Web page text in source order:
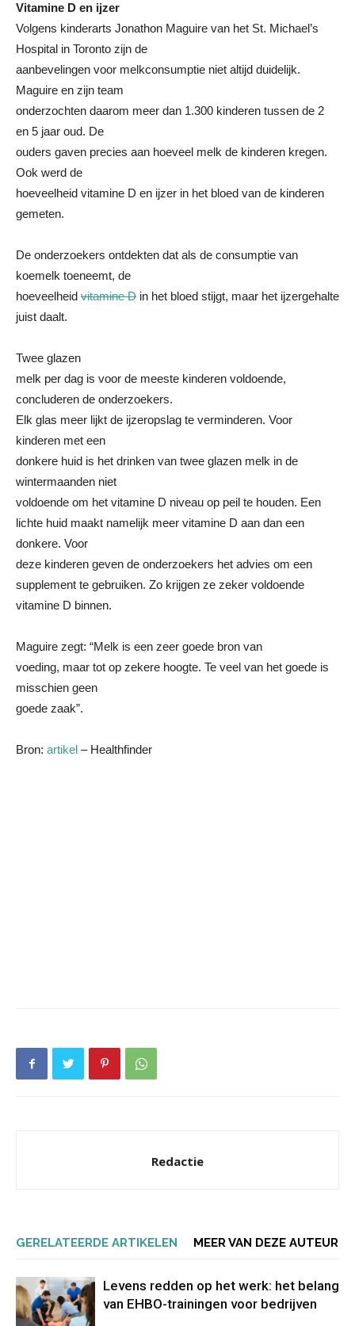
Vitamine D en ijzer
Volgens kinderarts Jonathon Maguire van het St. Michael’s
Hospital in Toronto zijn de
aanbevelingen voor melkconsumptie niet altijd duidelijk.
Maguire en zijn team
onderzochten daarom meer dan 1.300 kinderen tussen de 2
en 5 jaar oud. De
ouders gaven precies aan hoeveel melk de kinderen kregen.
Ook werd de
hoeveelheid vitamine D en ijzer in het bloed van de kinderen
gemeten.
De onderzoekers ontdekten dat als de consumptie van
koemelk toeneemt, de
hoeveelheid vitamine D in het bloed stijgt, maar het ijzergehalte
juist daalt.
Twee glazen
melk per dag is voor de meeste kinderen voldoende,
concluderen de onderzoekers.
Elk glas meer lijkt de ijzeropslag te verminderen. Voor
kinderen met een
donkere huid is het drinken van twee glazen melk in de
wintermaanden niet
voldoende om het vitamine D niveau op peil te houden. Een
lichte huid maakt namelijk meer vitamine D aan dan een
donkere. Voor
deze kinderen geven de onderzoekers het advies om een
supplement te gebruiken. Zo krijgen ze zeker voldoende
vitamine D binnen.
Maguire zegt: “Melk is een zeer goede bron van
voeding, maar tot op zekere hoogte. Te veel van het goede is
misschien geen
goede zaak”.
Bron: artikel – Healthfinder
Redactie
GERELATEERDE ARTIKELEN MEER VAN DEZE AUTEUR
Levens redden op het werk: het belang
van EHBO-trainingen voor bedrijven